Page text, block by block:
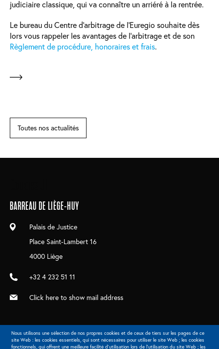
judiciaire classique, qui va connaître un arriéré à la rentrée.
Le bureau du Centre d’arbitrage de l’Euregio souhaite dès
lors vous rappeler les avantages de l’arbitrage et de son
Règlement de procédure, honoraires et frais.
Toutes nos actualités
navigation
Nous utilisons une sélection de nos propres cookies et de ceux de tiers sur les pages de ce
site Web : les cookies essentiels, qui sont nécessaires pour utiliser le site Web ; les cookies
fonctionnels, qui offrent une meilleure facilité d'utilisation lors de l'utilisation du site Web ; les
BARREAU DE LIÈGE-HUY
Palais de Justice
Place Saint-Lambert 16
4000 Liège
+32 4 232 51 11
Click here to show mail address